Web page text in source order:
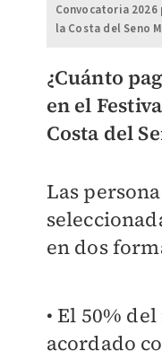
Convocatoria
la Costa del Seno
¿Cuánto
en el
Costa del
Las
en dos
• El 50%
acordado